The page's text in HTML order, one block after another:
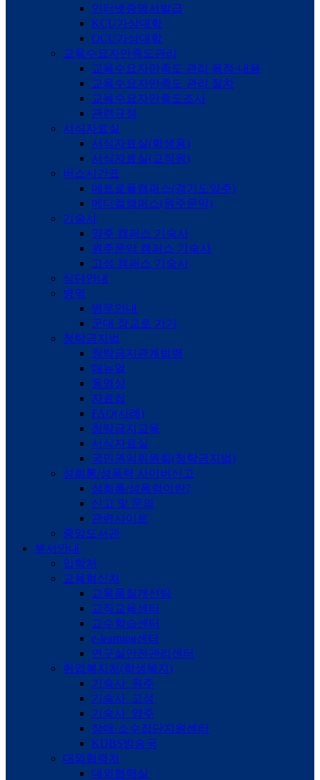
인터넷증명서발급
KCU가상대학
OCU가상대학
교육수요자만족도관리
교육수요자만족도 관리 목적·내용
교육수요자만족도 관리 절차
교육수요자만족도조사
관련규정
서식자료실
서식자료실(학생용)
서식자료실(교직원)
버스시간표
메트로폴캠퍼스(경기도양주)
메디컬캠퍼스(원주문막)
기숙사
양주 캠퍼스 기숙사
원주문막 캠퍼스 기숙사
고성 캠퍼스 기숙사
식단안내
병역
병무안내
군대 장교로 가기
청탁금지법
청탁금지관계법령
매뉴얼
동영상
자료집
FAQ(사례)
청탁금지교육
서식자료실
국민권익위원회(청탁금지법)
성희롱/성폭력 사이버신고
성희롱/성폭력이란?
신고 및 문의
관련사이트
중앙도서관
부서안내
입학처
교육혁신처
교육품질개선팀
교직교육센터
교수학습센터
e-learning센터
연구실안전관리센터
취업복지처(학생복지)
기숙사_원주
기숙사_고성
기숙사_양주
장애·소수집단지원센터
KDBS방송국
대외협력처
대외협력실